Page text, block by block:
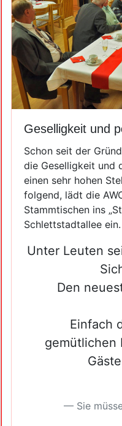
Geselligkeit und
Schon seit der
die Geselligkeit und
einen sehr hohen
folgend, lädt die
Stammtischen ins
Schlettstadtallee ein.
Unter Leuten
Den
Einfach
gemütlichen
Sie